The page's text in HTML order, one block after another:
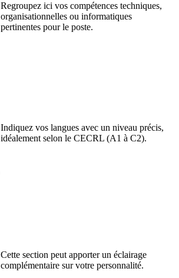
Regroupez ici vos compétences techniques,
organisationnelles ou informatiques
pertinentes pour le poste.
Indiquez vos langues avec un niveau précis,
idéalement selon le CECRL (A1 à C2).
Cette section peut apporter un éclairage
complémentaire sur votre personnalité.